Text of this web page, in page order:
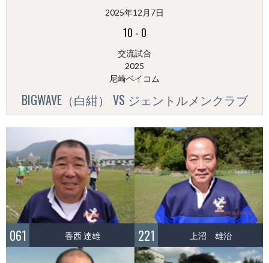
2025年12月7日
10 - 0
交流試合
2025
尼崎ベイコム
BIGWAVE（白紺） VS ジェントルメンクラブ
061 香西 達雄 221 上沼 雄治